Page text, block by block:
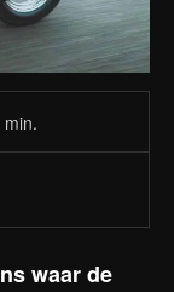
min.
waar de